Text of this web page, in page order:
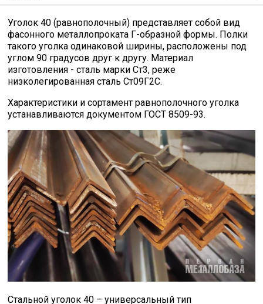
Полоса
Катанка
Круг
Профлист
Винтовые сваи
Столбы заборные
Сетка кладочная
Круги абразивные
Уголок 40 (равнополочный) представляет собой вид
фасонного металлопроката Г-образной формы. Полки
такого уголка одинаковой ширины, расположены под
углом 90 градусов друг к другу. Материал
изготовления - сталь марки Ст3, реже
низколегированная сталь Ст09Г2С.
Характеристики и сортамент равнополочного уголка
устанавливаются документом ГОСТ 8509-93.
Стальной уголок 40 – универсальный тип